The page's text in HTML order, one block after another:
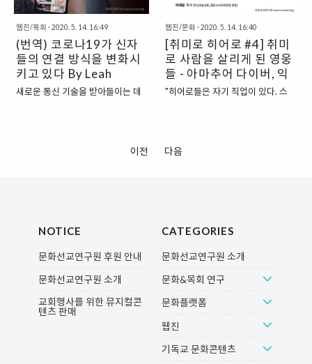
물들이 어렸을 때 경험했던 사건들
에 대한 기억이 지금까지 행동에도..
샵, 한컴오피스, 프리미어 등 다양한
프로그램을 활용하는 방법들..
수이다. 저자와의 짧은 인연은
2007년 9월-2008년 8월까지
YDS의 리서치 프로그램에 참여하
던 기간 중이었다. 부임 전부터 유명
세가 컸던 베르거 교수는, 호기심 반
기대 반 청강생 자격으로 들어갔던
서 함께 웃었던 기억이 있다. 또한
교회를 괴롭게 하는 일이라고 말한
다. 그런데 만약 이 팬데믹이 교회를
섬기는 것뿐만 아니라, 도리어 교회
를 '구하고' 있는 것이 실상이라면
어떨까? 대부분의 교회들이, 강제적
많은 교회들로 하여금 실제로 그 규
웹진/목회 · 2020. 5. 14. 16:49
(번역) 코로나19가 신자
들의 연결 방식을 변화시
키고 있다 By Leah
Davenport
새로운 통신 기술을 받아들이는 데
으며, 1950년대와 60년대에 ‘빌리
캐스트를 볼 수 있다. 최근의 ‘그 사
날 드리는 회중 예배와 평일 저녁에
모이는 성경 공부 등 일주일 단위의
리듬을 중심으로 돌아갔고 있었다.
그러나 코로나 19이라는 세계적 유
행병은 인류와 교회를 새롭고 전례
웹진/문화· 2020. 5. 14. 16:40
[취미로 히어로 #4] 취미
로 사람을 살리게 된 영웅
들 - 아마추어 다이버, 익
스트림등반가, 폭주족 등
"히어로들은 자기 직업이 있다. 스
정말 중요한 일은 취미로 하는 게 나
보려 한다. 2018년 태국의 한 동굴
년 축구팀이 구조된 일이 있다. 그들
을 구한 영웅 중에는 호주 출신의 의
사 ‘리처드 해리스’도 있었다. 그의
직업은 마취과 의사인데 세계 곳곳
를 갖고 있었다. 취미라고 하기에는
너무나 특별한 능력이지만, 그 일이
생업은 아니었다는 의미이다. 13명
이전 다음
NOTICE
문화선교연구원 후원 안내
문화선교연구원 소개
교회행사를 위한 뮤지컬콘
텐츠 판매
CATEGORIES
문화선교연구원 소개
문화&목회 연구
문화플랫폼
웹진
기독교 문화콘텐츠